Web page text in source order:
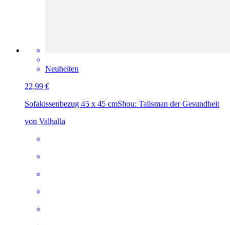
Neuheiten
22,99 €
Sofakissenbezug 45 x 45 cmShou: Talisman der Gesundheit
von Valhalla